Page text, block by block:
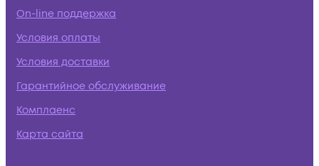
On-line поддержка
Условия оплаты
Условия доставки
Гарантийное обслуживание
Комплаенс
Карта сайта